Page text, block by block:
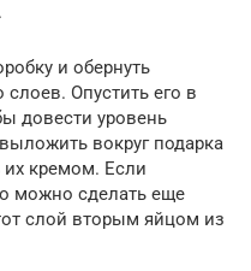
и обернуть
Опустить его в
довести уровень
вокруг подарка
их кремом. Если
можно сделать еще
слой вторым яйцом из